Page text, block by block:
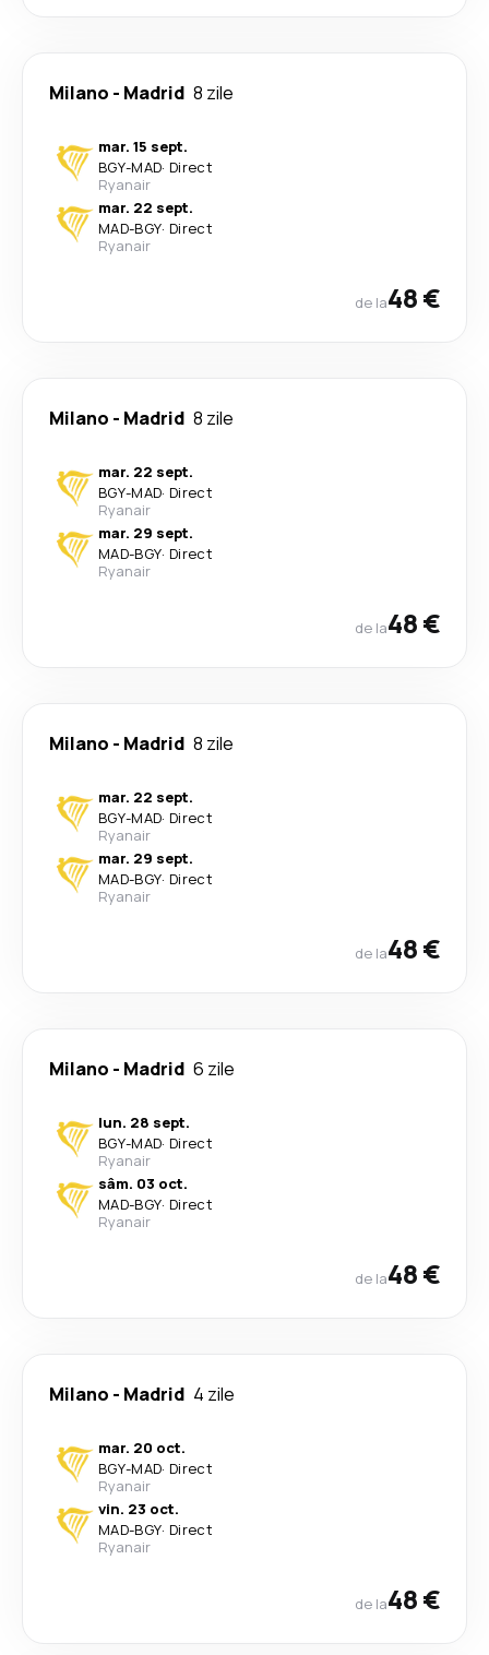
Milano - Madrid 8 zile
mar. 15 sept.
BGY-MAD· Direct
Ryanair
mar. 22 sept.
MAD-BGY· Direct
Ryanair
de la48 €
Milano - Madrid 8 zile
mar. 22 sept.
BGY-MAD· Direct
Ryanair
mar. 29 sept.
MAD-BGY· Direct
Ryanair
de la48 €
Milano - Madrid 8 zile
mar. 22 sept.
BGY-MAD· Direct
Ryanair
mar. 29 sept.
MAD-BGY· Direct
Ryanair
de la48 €
Milano - Madrid 6 zile
lun. 28 sept.
BGY-MAD· Direct
Ryanair
sâm. 03 oct.
MAD-BGY· Direct
Ryanair
de la48 €
Milano - Madrid 4 zile
mar. 20 oct.
BGY-MAD· Direct
Ryanair
vin. 23 oct.
MAD-BGY· Direct
Ryanair
de la48 €